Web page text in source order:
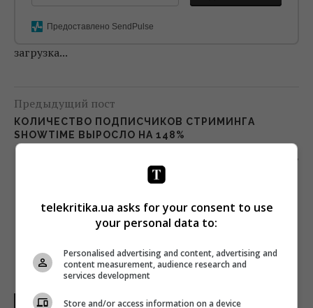
Предоставлено SendPulse
загрузка...
Предыдущий пост
КОЛИЧЕСТВО ПОДПИСЧИКОВ СТРИМИНГА
SHOWTIME ВЫРОСЛО НА 148%
Следующий пост
ТЕЛЕКАНАЛ ATR МОЖЕТ ЗАКРЫТЬСЯ УЖЕ В
telekritika.ua asks for your consent to use
your personal data to:
Personalised advertising and content, advertising and
content measurement, audience research and
services development
Store and/or access information on a device